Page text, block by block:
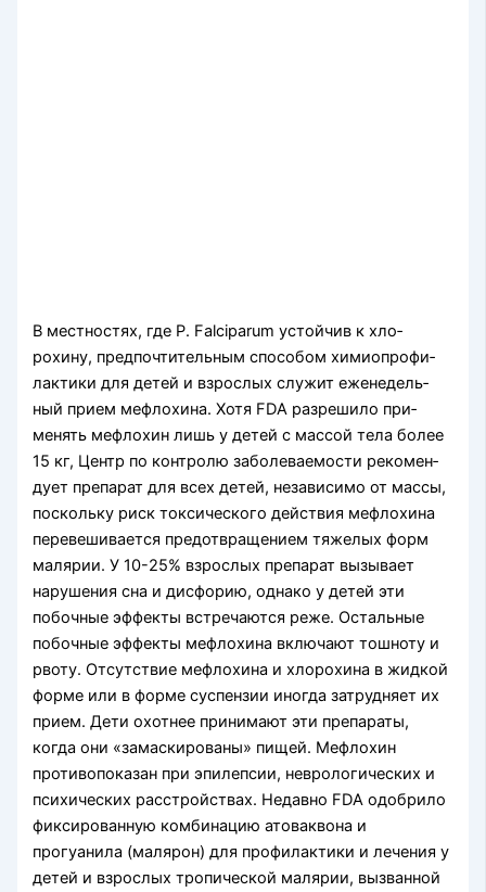
В местностях, где P. Falciparum устойчив к хло­
рохину, предпочтительным способом химиопрофи­
лактики для детей и взрослых служит еженедель­
ный прием мефлохина. Хотя FDA разрешило при­
менять мефлохин лишь у детей с массой тела более
15 кг, Центр по контролю заболеваемости рекомен­
дует препарат для всех детей, независимо от массы,
поскольку риск токсического действия мефлохина
перевешивается предотвращением тяжелых форм
малярии. У 10-25% взрослых препарат вызывает
нарушения сна и дисфорию, однако у детей эти
побочные эффекты встречаются реже. Остальные
побочные эффекты мефлохина включают тошноту и
рвоту. Отсутствие мефлохина и хлорохина в жид­кой
форме или в форме суспензии иногда затрудняет их
прием. Дети охотнее принимают эти препара­ты,
когда они «замаскированы» пищей. Мефлохин
противопоказан при эпилепсии, неврологических и
психических расстройствах. Недавно FDA одо­брило
фиксированную комбинацию атоваквона и
прогуанила (малярон) для профилактики и ле­чения у
детей и взрослых тропической малярии, вызванной